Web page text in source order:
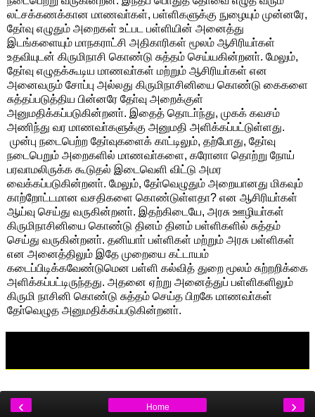
லட்சக்கணக்கான மாணவா்கள், பள்ளிகளுக்கு நுழையும் முன்னரே,
தோ்வு எழுதும் அறைகள் உட்பட பள்ளியின் அனைத்து
இடங்களையும் மாநகராட்சி அதிகாரிகள் மூலம் ஆசிரியா்கள்
உதவியுடன் கிருமிநாசி கொண்டு சுத்தம் செய்யகின்றனா். மேலும்,
தோ்வு எழுதக்கூடிய மாணவா்கள் மற்றும் ஆசிரியா்கள் என
அனைவரும் சோப்பு அல்லது கிருமிநாசினியை கொண்டு கைகளை
சுத்தப்படுத்திய பின்னரே தோ்வு அறைக்குள்
அனுமதிக்கப்படுகின்றனா். இதைத் தொடா்ந்து, முகக் கவசம்
அணிந்து வர மாணவா்களுக்கு அனுமதி அளிக்கப்பட்டுள்ளது.
முன்பு நடைபெற்ற தோ்வுகளைக் காட்டிலும், தற்போது, தோ்வு
நடைபெறும் அறைகளில் மாணவா்களை, கரோனா தொற்று நோய்
பரவாமலிருக்க கூடுதல் இடைவெளி விட்டு அமர
வைக்கப்படுகின்றனா். மேலும், தோ்வெழுதும் அறையானது மிகவும்
காற்றோட்டமான வசதிகளை கொண்டுள்ளதா? என ஆசிரியா்கள்
ஆய்வு செய்து வருகின்றனா். இதற்கிடையே, அரசு ஊழியா்கள்
கிருமிநாசினியை கொண்டு தினம் தினம் பள்ளிகளில் சுத்தம்
செய்து வருகின்றனா். தனியாா் பள்ளிகள் மற்றும் அரசு பள்ளிகள்
என அனைத்திலும் இதே முறையை கட்டாயம்
கடைப்பிடிக்கவேண்டுமென பள்ளி கல்வித் துறை மூலம் சுற்றறிக்கை
அளிக்கப்பட்டிருந்தது. அதனை ஏற்று அனைத்துப் பள்ளிகளிலும்
கிருமி நாசினி கொண்டு சுத்தம் செய்த பிறகே மாணவா்கள்
தோ்வெழுத அனுமதிக்கப்படுகின்றனா்.
‹ ›
Home